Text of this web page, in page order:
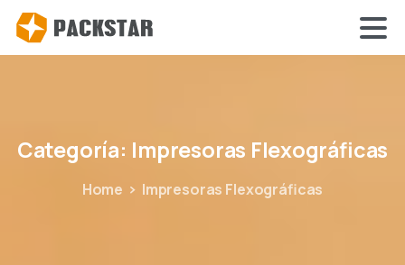
Categoría: Impresoras Flexográficas
Home Impresoras Flexográficas